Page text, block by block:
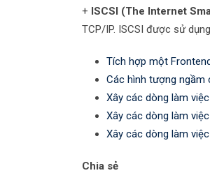
+ ISCSI (The Internet
TCP/IP. ISCSI được sử
Tích hợp một
Các hình tượng ngầm
Xây các dòng làm
Xây các dòng làm
Xây các dòng làm
Chia sẻ